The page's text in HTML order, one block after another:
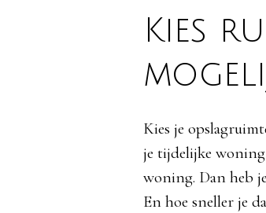
Kies
Kies je
je tijdelijke
woning. Dan heb
En hoe sneller je